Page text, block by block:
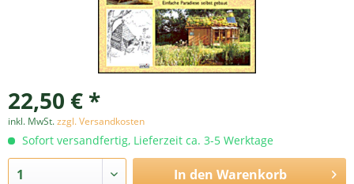
22,50 € *
inkl. MwSt.zzgl. Versandkosten
Sofort versandfertig, Lieferzeit ca. 3-5 Werktage
In den Warenkorb